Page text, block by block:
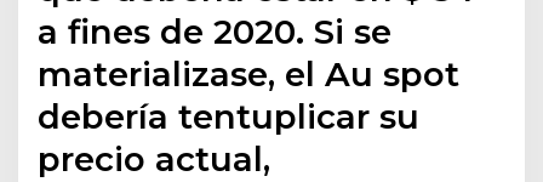
a fines de 2020. Si se
materializase, el Au spot
debería tentuplicar su
precio actual,